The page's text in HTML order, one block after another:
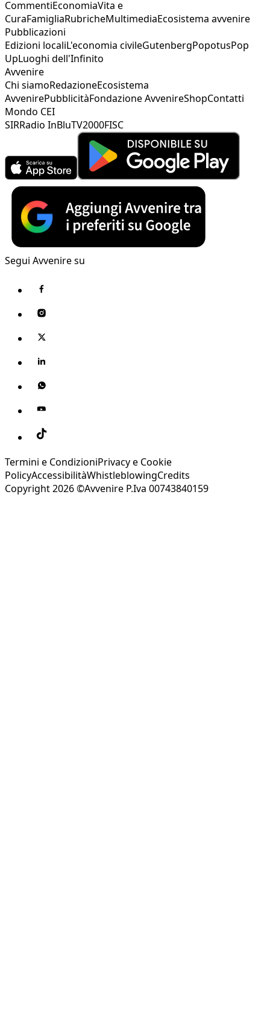
CommentiEconomiaVita e
CuraFamigliaRubricheMultimediaEcosistema avvenire
Pubblicazioni
Edizioni localiL'economia civileGutenbergPopotusPop
UpLuoghi dell'Infinito
Avvenire
Chi siamoRedazioneEcosistema
AvvenirePubblicitàFondazione AvvenireShopContatti
Mondo CEI
SIRRadio InBluTV2000FISC
Segui Avvenire su
Termini e CondizioniPrivacy e Cookie
PolicyAccessibilitàWhistleblowingCredits
Copyright 2026 ©Avvenire P.Iva 00743840159